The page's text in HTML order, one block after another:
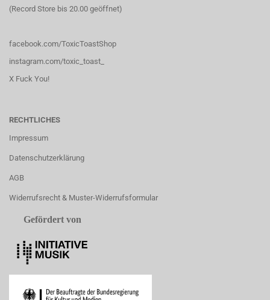
(Record Store bis 20.00 geöffnet)
facebook.com/ToxicToastShop
instagram.com/toxic_toast_
X Fuck You!
RECHTLICHES
Impressum
Datenschutzerklärung
AGB
Widerrufsrecht & Muster-Widerrufsformular
Gefördert von